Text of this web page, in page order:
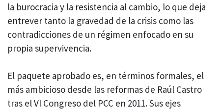
la burocracia y la resistencia al cambio, lo que deja
entrever tanto la gravedad de la crisis como las
contradicciones de un régimen enfocado en su
propia supervivencia.
El paquete aprobado es, en términos formales, el
más ambicioso desde las reformas de Raúl Castro
tras el VI Congreso del PCC en 2011. Sus ejes